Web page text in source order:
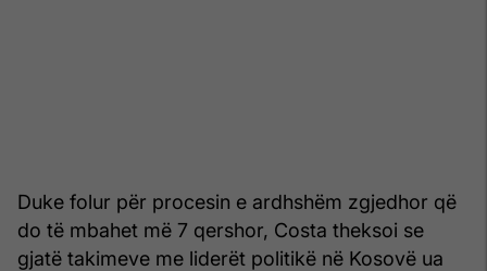
Duke folur për procesin e ardhshëm zgjedhor që
do të mbahet më 7 qershor, Costa theksoi se
gjatë takimeve me liderët politikë në Kosovë ua